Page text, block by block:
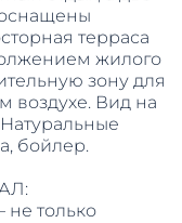
терраса
жилого
зону для
воздухе. Вид на
бойлер.
только